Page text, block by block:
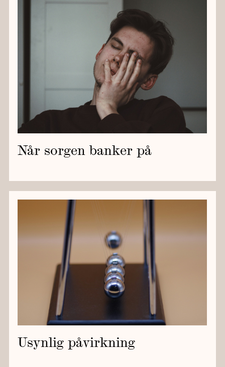
Når sorgen banker på
Usynlig påvirkning